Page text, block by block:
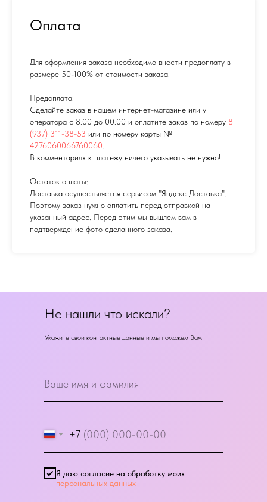
Оплата
Для оформления заказа необходимо внести предоплату в
размере 50-100% от стоимости заказа.
Предоплата:
Сделайте заказ в нашем интернет-магазине или у
оператора с 8.00 до 00.00 и оплатите заказ по номеру 8
(937) 311-38-53 или по номеру карты №
4276060066760060
В комментариях к платежу ничего указывать не нужно!
Остаток оплаты:
Доставка осуществляется сервисом "Яндекс Доставка".
Поэтому заказ нужно оплатить перед отправкой на
указанный адрес. Перед этим мы вышлем вам в
подтверждение фото сделанного заказа.
+7
Я даю согласие на обработку моих
персональных данных
Не нашли что искали?
Укажите свои контактные данные и мы поможем Вам!